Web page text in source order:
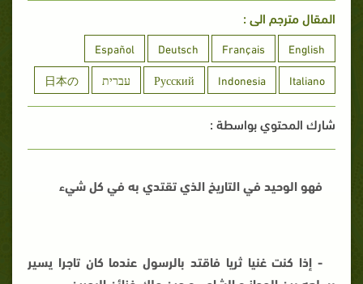
المقال مترجم الى :
English
Français
Deutsch
Español
Italiano
Indonesia
Русский עברית 日本の
شارك المحتوي بواسطة :
فهو الوحيد في التاريخ الذي تقتدي به في كل شيء
- إذا كنت غنيا ثريا فاقتد بالرسول عندما كان تاجرا يسير